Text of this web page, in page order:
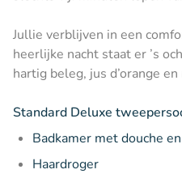
Jullie verblijven in een
heerlijke nacht staat er ’s
hartig beleg, jus d’orange
Standard Deluxe
Badkamer met douche
Haardroger